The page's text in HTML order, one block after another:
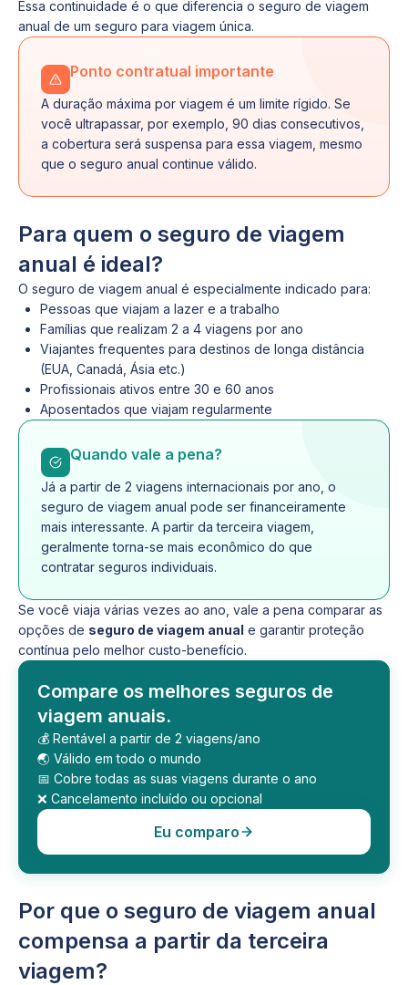
Essa continuidade é o que diferencia o seguro de viagem
anual de um seguro para viagem única.
Ponto contratual importante
A duração máxima por viagem é um limite rígido. Se
você ultrapassar, por exemplo, 90 dias consecutivos,
a cobertura será suspensa para essa viagem, mesmo
que o seguro anual continue válido.
Para quem o seguro de viagem
anual é ideal?
O seguro de viagem anual é especialmente indicado para:
Pessoas que viajam a lazer e a trabalho
Famílias que realizam 2 a 4 viagens por ano
Viajantes frequentes para destinos de longa distância
(EUA, Canadá, Ásia etc.)
Profissionais ativos entre 30 e 60 anos
Aposentados que viajam regularmente
Quando vale a pena?
Já a partir de 2 viagens internacionais por ano, o
seguro de viagem anual pode ser financeiramente
mais interessante. A partir da terceira viagem,
geralmente torna-se mais econômico do que
contratar seguros individuais.
Se você viaja várias vezes ao ano, vale a pena comparar as
opções de seguro de viagem anual e garantir proteção
contínua pelo melhor custo-benefício.
Compare os melhores seguros de
viagem anuais.
💰 Rentável a partir de 2 viagens/ano
🌏 Válido em todo o mundo
📅 Cobre todas as suas viagens durante o ano
❌ Cancelamento incluído ou opcional
Eu comparo
Por que o seguro de viagem anual
compensa a partir da terceira
viagem?